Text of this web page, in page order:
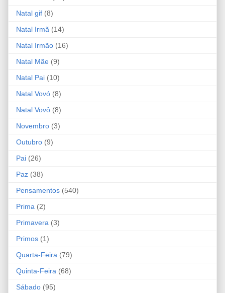
Natal gif (8)
Natal Irmã (14)
Natal Irmão (16)
Natal Mãe (9)
Natal Pai (10)
Natal Vovó (8)
Natal Vovô (8)
Novembro (3)
Outubro (9)
Pai (26)
Paz (38)
Pensamentos (540)
Prima (2)
Primavera (3)
Primos (1)
Quarta-Feira (79)
Quinta-Feira (68)
Sábado (95)